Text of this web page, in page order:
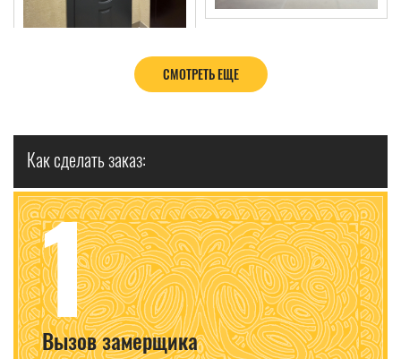
СМОТРЕТЬ ЕЩЕ
Как сделать заказ:
1
Вызов замерщика